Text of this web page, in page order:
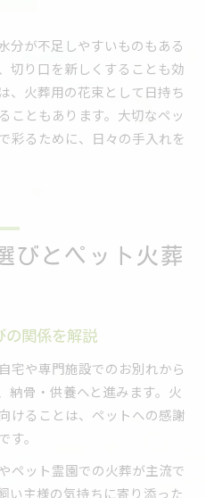
分が不足しやすいものもある
切り口を新しくすることも効
、火葬用の花束として日持ち
こともあります。大切なペッ
彩るために、日々の手入れを
びとペット火葬
の関係を解説
宅や専門施設でのお別れから
納骨・供養へと進みます。火
けることは、ペットへの感謝
。
ペット霊園での火葬が主流で
い主様の気持ちに寄り添った